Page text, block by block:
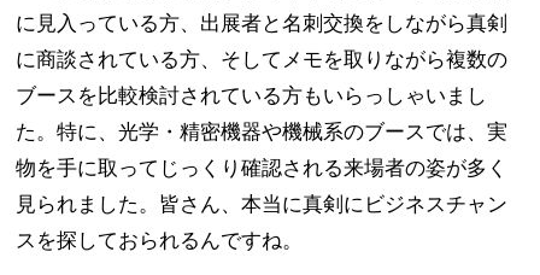
に見入っている方、出展者と名刺交換をしながら真剣
に商談されている方、そしてメモを取りながら複数の
ブースを比較検討されている方もいらっしゃいまし
た。特に、光学・精密機器や機械系のブースでは、実
物を手に取ってじっくり確認される来場者の姿が多く
見られました。皆さん、本当に真剣にビジネスチャン
スを探しておられるんですね。